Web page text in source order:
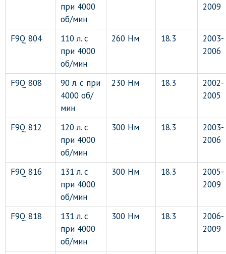
при 4000
об/мин
2009
F9Q 804
110 л. с
при 4000
об/мин
260 Нм 18.3
2003-
2006
F9Q 808
90 л. с при
4000 об/
мин
230 Нм 18.3
2002-
2005
F9Q 812
120 л. с
при 4000
об/мин
300 Нм 18.3
2003-
2006
F9Q 816
131 л. с
при 4000
об/мин
300 Нм 18.3
2005-
2009
F9Q 818
131 л. с
при 4000
об/мин
300 Нм 18.3
2006-
2009